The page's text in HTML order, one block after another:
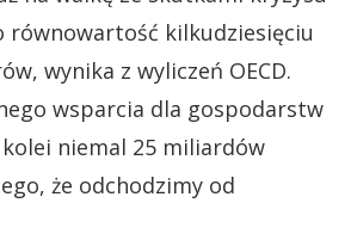
równowartość kilkudziesięciu
wynika z wyliczeń OECD.
wsparcia dla gospodarstw
niemal 25 miliardów
że odchodzimy od